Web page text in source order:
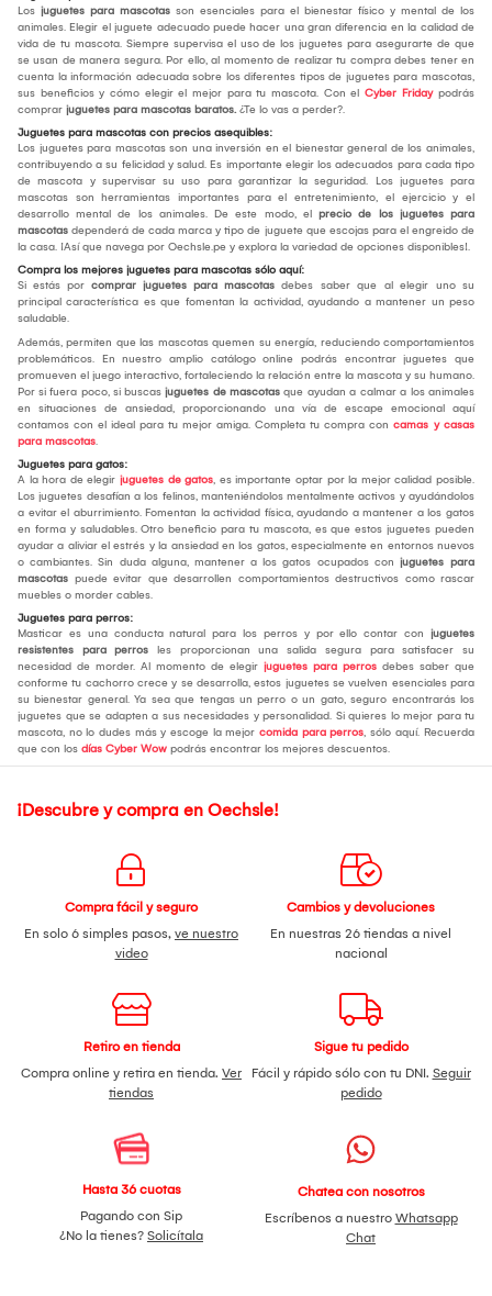
Los juguetes para mascotas son esenciales para el bienestar físico y mental de los
animales. Elegir el juguete adecuado puede hacer una gran diferencia en la calidad de
vida de tu mascota. Siempre supervisa el uso de los juguetes para asegurarte de que
se usan de manera segura. Por ello, al momento de realizar tu compra debes tener en
cuenta la información adecuada sobre los diferentes tipos de juguetes para mascotas,
sus beneficios y cómo elegir el mejor para tu mascota. Con el Cyber Fridaypodrás
comprar juguetes para mascotas baratos. ¿Te lo vas a perder?.
Juguetes para mascotas con precios asequibles:
Los juguetes para mascotas son una inversión en el bienestar general de los animales,
contribuyendo a su felicidad y salud. Es importante elegir los adecuados para cada tipo
de mascota y supervisar su uso para garantizar la seguridad. Los juguetes para
mascotas son herramientas importantes para el entretenimiento, el ejercicio y el
desarrollo mental de los animales. De este modo, el precio de los juguetes para
mascotas dependerá de cada marca y tipo de juguete que escojas para el engreido de
la casa. ¡Así que navega por Oechsle.pe y explora la variedad de opciones disponibles!.
Compra los mejores juguetes para mascotas sólo aquí:
Si estás por comprar juguetes para mascotas debes saber que al elegir uno su
principal característica es que fomentan la actividad, ayudando a mantener un peso
saludable.
Además, permiten que las mascotas quemen su energía, reduciendo comportamientos
problemáticos. En nuestro amplio catálogo online podrás encontrar juguetes que
promueven el juego interactivo, fortaleciendo la relación entre la mascota y su humano.
Por si fuera poco, si buscas juguetes de mascotas que ayudan a calmar a los animales
en situaciones de ansiedad, proporcionando una vía de escape emocional aquí
contamos con el ideal para tu mejor amiga. Completa tu compra con camas y casas
para mascotas.
Juguetes para gatos:
A la hora de elegir juguetes de gatos, es importante optar por la mejor calidad posible.
Los juguetes desafían a los felinos, manteniéndolos mentalmente activos y ayudándolos
a evitar el aburrimiento. Fomentan la actividad física, ayudando a mantener a los gatos
en forma y saludables. Otro beneficio para tu mascota, es que estos juguetes pueden
ayudar a aliviar el estrés y la ansiedad en los gatos, especialmente en entornos nuevos
o cambiantes. Sin duda alguna, mantener a los gatos ocupados con juguetes para
mascotas puede evitar que desarrollen comportamientos destructivos como rascar
muebles o morder cables.
Juguetes para perros:
Masticar es una conducta natural para los perros y por ello contar con juguetes
resistentes para perros les proporcionan una salida segura para satisfacer su
necesidad de morder. Al momento de elegir juguetes para perros debes saber que
conforme tu cachorro crece y se desarrolla, estos juguetes se vuelven esenciales para
su bienestar general. Ya sea que tengas un perro o un gato, seguro encontrarás los
juguetes que se adapten a sus necesidades y personalidad. Si quieres lo mejor para tu
mascota, no lo dudes más y escoge la mejor comida para perros, sólo aquí. Recuerda
que con los días Cyber Wow podrás encontrar los mejores descuentos.
¡Descubre y compra en Oechsle!
Compra fácil y seguro
En solo 6 simples pasos, ve nuestro
video
Cambios y devoluciones
En nuestras 26 tiendas a nivel
nacional
Retiro en tienda
Compra online y retira en tienda. Ver
tiendas
Sigue tu pedido
Fácil y rápido sólo con tu DNI. Seguir
pedido
Hasta 36 cuotas
Pagando con Sip
¿No la tienes? Solicítala
Chatea con nosotros
Escríbenos a nuestro Whatsapp
Chat